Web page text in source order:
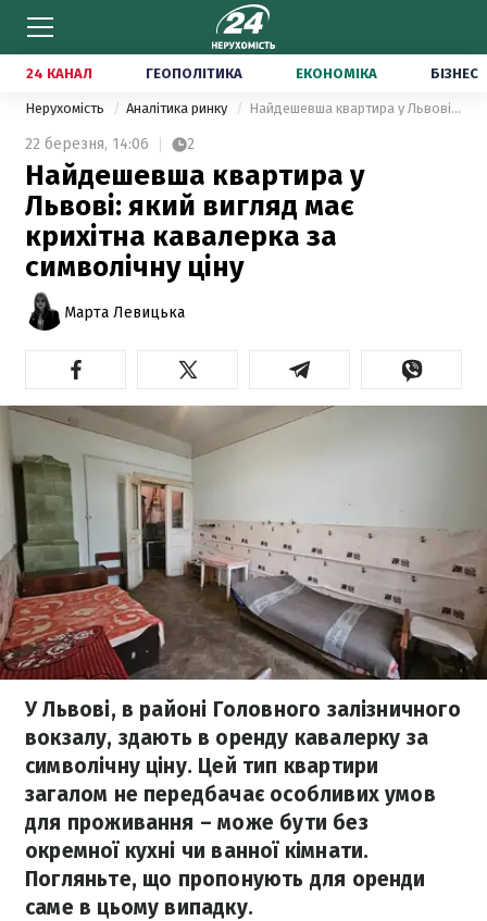
24 КАНАЛ ГЕОПОЛІТИКА ЕКОНОМІКА БІЗНЕС
Нерухомість Аналітика ринку Найдешевша квартира у Львові: який вигляд має крихітна кавалерка за символічну ціну
22 березня, 14:06 2
Найдешевша квартира у
Львові: який вигляд має
крихітна кавалерка за
символічну ціну
Марта Левицька
У Львові, в районі Головного залізничного
вокзалу, здають в оренду кавалерку за
символічну ціну. Цей тип квартири
загалом не передбачає особливих умов
для проживання – може бути без
окремної кухні чи ванної кімнати.
Погляньте, що пропонують для оренди
саме в цьому випадку.